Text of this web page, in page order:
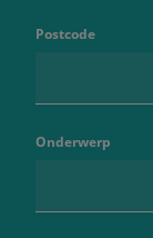
Postcode
Onderwerp